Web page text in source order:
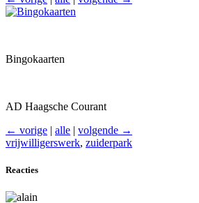
Bingokaarten
AD Haagsche Courant
← vorige | alle | volgende →
vrijwilligerswerk, zuiderpark
Reacties